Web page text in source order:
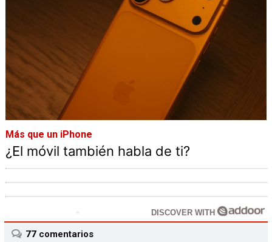
Más que un iPhone
¿El móvil también habla de ti?
DISCOVER WITH
77comentarios